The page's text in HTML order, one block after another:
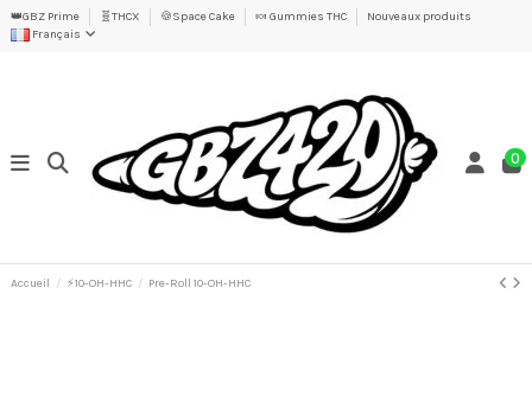
👑GBZ Prime 🧬THCX 🍪Space Cake 🍬 Gummies THC
Nouveaux produits
Français
0
Accueil ⚡10-OH-HHC Pre-Roll 10-OH-HHC